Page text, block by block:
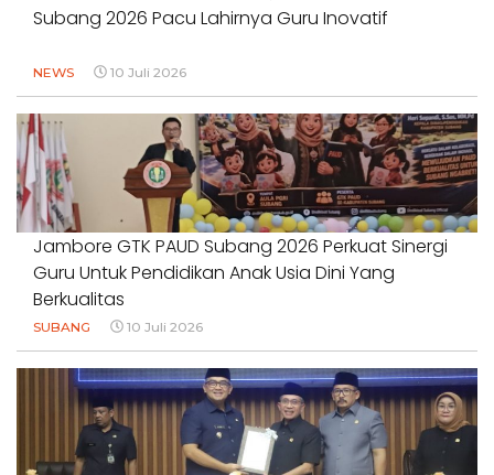
Subang 2026 Pacu Lahirnya Guru Inovatif
NEWS 10 Juli 2026
Jambore GTK PAUD Subang 2026 Perkuat Sinergi
Guru Untuk Pendidikan Anak Usia Dini Yang
Berkualitas
SUBANG 10 Juli 2026